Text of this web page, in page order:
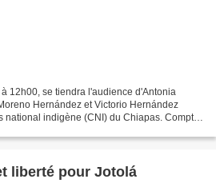
12h00, se tiendra l'audience d'Antonia
Hernández et Victorio Hernández
indigène (CNI) du Chiapas. Compte
liberté pour Jotolá